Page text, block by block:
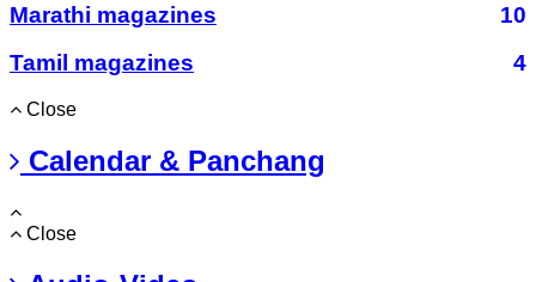
Marathi magazines
10
Tamil magazines
4
Close
Calendar & Panchang
Close